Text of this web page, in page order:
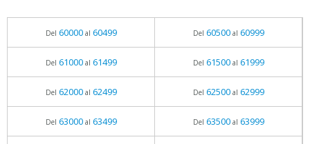
Del 60000al 60499 Del 60500al 60999
Del 61000al 61499 Del 61500al 61999
Del 62000al 62499 Del 62500al 62999
Del 63000al 63499 Del 63500al 63999